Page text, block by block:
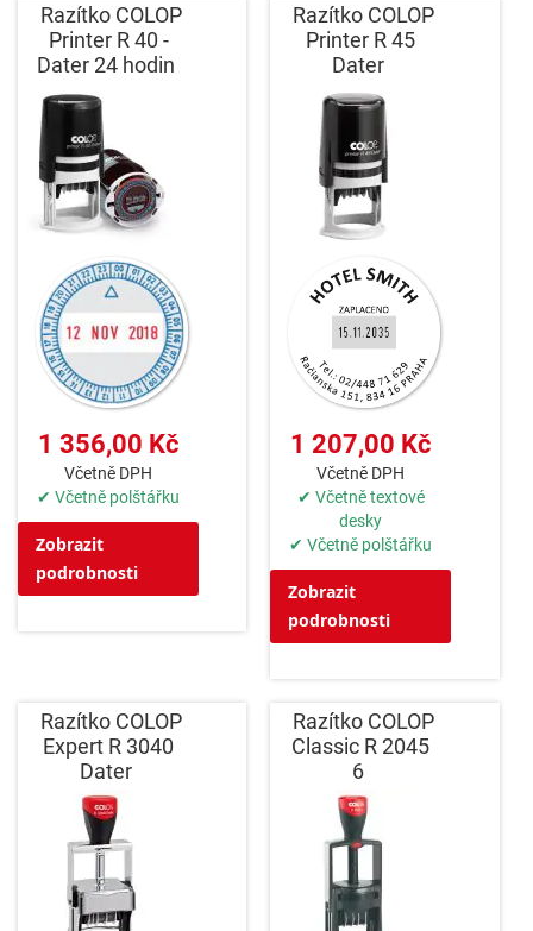
Razítko COLOP
Printer R 40 -
Dater 24 hodin
1 356,00 Kč
Včetně DPH
✔ Včetně polštářku
Zobrazit
podrobnosti
Razítko COLOP
Printer R 45
Dater
1 207,00 Kč
Včetně DPH
✔ Včetně textové
desky
✔ Včetně polštářku
Zobrazit
podrobnosti
Razítko COLOP
Expert R 3040
Dater
Razítko COLOP
Classic R 2045
6